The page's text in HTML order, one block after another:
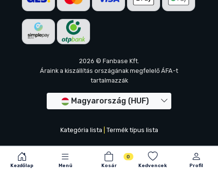
Kezdőlap Menü Kosár
0
Kedvencek
Profil
2026 © Fanbase Kft.
Áraink a kiszállítás országának megfelelő ÁFA-t
tartalmazzák
Magyarország (HUF)
Kategória lista Termék típus lista